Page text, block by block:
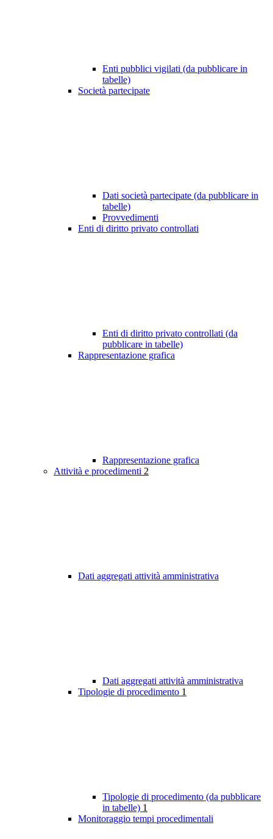
Enti pubblici vigilati (da pubblicare in
tabelle)
Società partecipate
Dati società partecipate (da pubblicare in
tabelle)
Provvedimenti
Enti di diritto privato controllati
Enti di diritto privato controllati (da
pubblicare in tabelle)
Rappresentazione grafica
Rappresentazione grafica
Attività e procedimenti 2
Dati aggregati attività amministrativa
Dati aggregati attività amministrativa
Tipologie di procedimento 1
Tipologie di procedimento (da pubblicare
in tabelle) 1
Monitoraggio tempi procedimentali